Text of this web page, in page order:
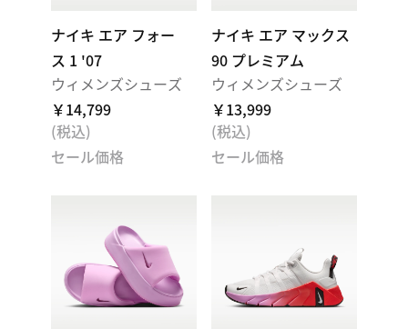
ナイキ エア フォー
ス 1 '07
ウィメンズシューズ
￥14,799
(税込)
セール価格
ナイキ エア マックス
90 プレミアム
ウィメンズシューズ
￥13,999
(税込)
セール価格